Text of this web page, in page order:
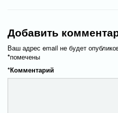
Добавить
Ваш адрес email не будет
помечены
*
Комментарий
*